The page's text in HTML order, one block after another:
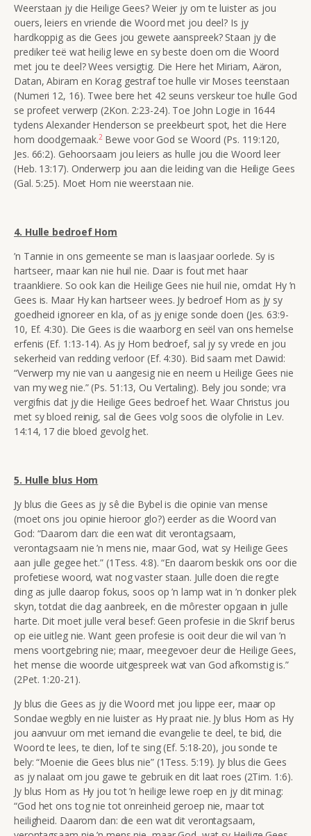
Weerstaan jy die Heilige Gees? Weier jy om te luister as jou
ouers, leiers en vriende die Woord met jou deel? Is jy
hardkoppig as die Gees jou gewete aanspreek? Staan jy die
prediker teë wat heilig lewe en sy beste doen om die Woord
met jou te deel? Wees versigtig. Die Here het Miriam, Aäron,
Datan, Abiram en Korag gestraf toe hulle vir Moses teenstaan
(Numeri 12, 16). Twee bere het 42 seuns verskeur toe hulle God
se profeet verwerp (2Kon. 2:23-24). Toe John Logie in 1644
tydens Alexander Henderson se preekbeurt spot, het die Here
hom doodgemaak.2Bewe voor God se Woord (Ps. 119:120,
Jes. 66:2). Gehoorsaam jou leiers as hulle jou die Woord leer
(Heb. 13:17). Onderwerp jou aan die leiding van die Heilige Gees
(Gal. 5:25). Moet Hom nie weerstaan nie.
4. Hulle bedroef Hom
’n Tannie in ons gemeente se man is laasjaar oorlede. Sy is
hartseer, maar kan nie huil nie. Daar is fout met haar
traankliere. So ook kan die Heilige Gees nie huil nie, omdat Hy ’n
Gees is. Maar Hy kan hartseer wees. Jy bedroef Hom as jy sy
goedheid ignoreer en kla, of as jy enige sonde doen (Jes. 63:9-
10, Ef. 4:30). Die Gees is die waarborg en seël van ons hemelse
erfenis (Ef. 1:13-14). As jy Hom bedroef, sal jy sy vrede en jou
sekerheid van redding verloor (Ef. 4:30). Bid saam met Dawid:
“Verwerp my nie van u aangesig nie en neem u Heilige Gees nie
van my weg nie.” (Ps. 51:13, Ou Vertaling). Bely jou sonde; vra
vergifnis dat jy die Heilige Gees bedroef het. Waar Christus jou
met sy bloed reinig, sal die Gees volg soos die olyfolie in Lev.
14:14, 17 die bloed gevolg het.
5. Hulle blus Hom
Jy blus die Gees as jy sê die Bybel is die opinie van mense
(moet ons jou opinie hieroor glo?) eerder as die Woord van
God: “Daarom dan: die een wat dit verontagsaam,
verontagsaam nie ’n mens nie, maar God, wat sy Heilige Gees
aan julle gegee het.” (1Tess. 4:8).“En daarom beskik ons oor die
profetiese woord, wat nog vaster staan. Julle doen die regte
ding as julle daarop fokus, soos op ’n lamp wat in ’n donker plek
skyn, totdat die dag aanbreek, en die môrester opgaan in julle
harte. Dit moet julle veral besef: Geen profesie in die Skrif berus
op eie uitleg nie. Want geen profesie is ooit deur die wil van ’n
mens voortgebring nie; maar, meegevoer deur die Heilige Gees,
het mense die woorde uitgespreek wat van God afkomstig is.”
(2Pet. 1:20-21).
Jy blus die Gees as jy die Woord met jou lippe eer, maar op
Sondae wegbly en nie luister as Hy praat nie. Jy blus Hom as Hy
jou aanvuur om met iemand die evangelie te deel, te bid, die
Woord te lees, te dien, lof te sing (Ef. 5:18-20), jou sonde te
bely:“Moenie die Gees blus nie” (1Tess. 5:19). Jy blus die Gees
as jy nalaat om jou gawe te gebruik en dit laat roes (2Tim. 1:6).
Jy blus Hom as Hy jou tot ’n heilige lewe roep en jy dit minag:
“God het ons tog nie tot onreinheid geroep nie, maar tot
heiligheid. Daarom dan: die een wat dit verontagsaam,